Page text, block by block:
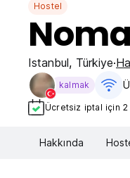
Hostel
Istanbul, Türkiye
kalmak
Ücretsiz iptal için 2
Hakkında